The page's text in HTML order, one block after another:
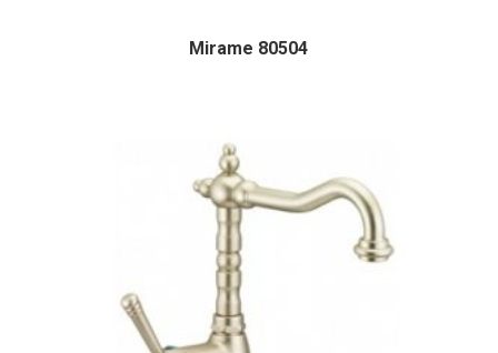
Mirame 80504